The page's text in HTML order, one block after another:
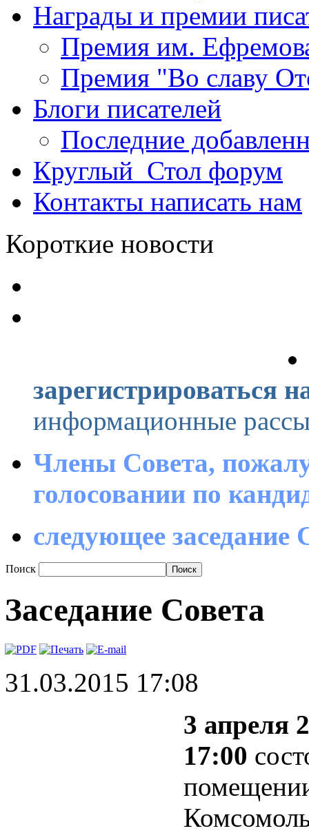
Награды и премии
Премия им.
Премия "Во славу
Блоги писателей
Последние
Круглый_Стол форум
Контакты написать нам
Короткие новости
зарегистрироваться
информационные
Члены Совета,
голосовании по
следующее заседание
Поиск
Заседание Совета
31.03.2015 17:08
3 апреля
17:00